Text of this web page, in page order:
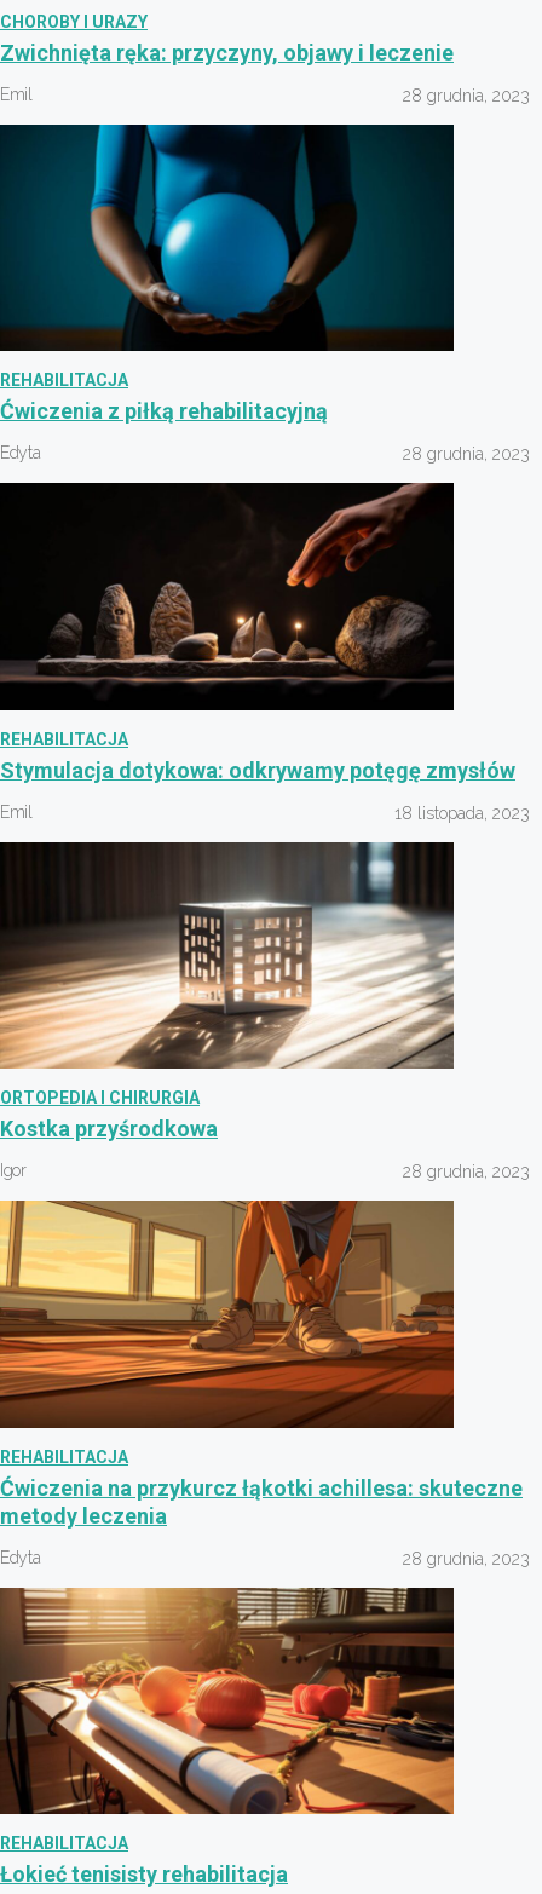
CHOROBY I URAZY
Zwichnięta ręka: przyczyny, objawy i leczenie
Emil 28 grudnia, 2023
REHABILITACJA
Ćwiczenia z piłką rehabilitacyjną
Edyta 28 grudnia, 2023
REHABILITACJA
Stymulacja dotykowa: odkrywamy potęgę zmysłów
Emil 18 listopada, 2023
ORTOPEDIA I CHIRURGIA
Kostka przyśrodkowa
Igor 28 grudnia, 2023
REHABILITACJA
Ćwiczenia na przykurcz łąkotki achillesa: skuteczne
metody leczenia
Edyta 28 grudnia, 2023
REHABILITACJA
Łokieć tenisisty rehabilitacja